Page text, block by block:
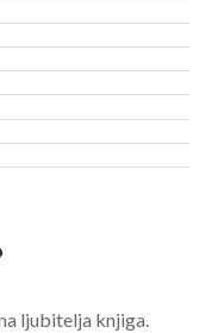
ljubitelja knjiga.